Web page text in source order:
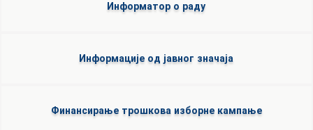
Информатор о раду
Информације од јавног значаја
Финансирање трошкова изборне кампање